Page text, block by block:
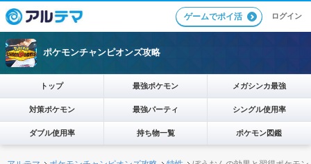
ゲームでポイ活 ログイン
ポケモンチャンピオンズ攻略
トップ 最強ポケモン メガシンカ最強
対策ポケモン 最強パーティ シングル使用率
ダブル使用率 持ち物一覧 ポケモン図鑑